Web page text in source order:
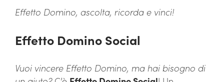
Effetto Domino, ascolta, ricorda e vinci!
Effetto Domino Social
Vuoi vincere Effetto Domino, ma hai bisogno di